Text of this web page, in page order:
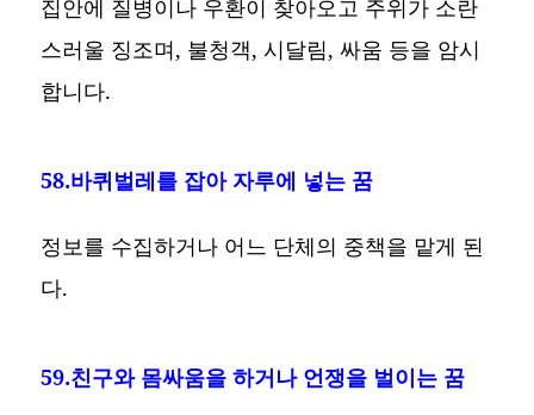
집안에 질병이나 우환이 찾아오고 주위가 소란
스러울 징조며, 불청객, 시달림, 싸움 등을 암시
합니다.
58.바퀴벌레를 잡아 자루에 넣는 꿈
정보를 수집하거나 어느 단체의 중책을 맡게 된
다.
59.친구와 몸싸움을 하거나 언쟁을 벌이는 꿈